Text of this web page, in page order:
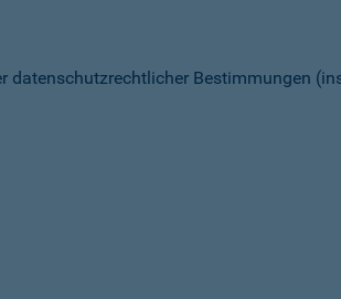
datenschutz­rechtlicher Bestimmungen